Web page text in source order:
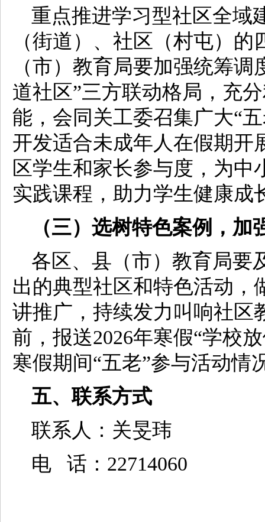
重点推进学习型社区全域
（街道）、社区（村屯）
（市）教育局要加强统筹
道社区”三方联动格局，充
能，会同关工委召集广大“
开发适合未成年人在假期开
区学生和家长参与度，为
实践课程，助力学生健康成
（三）选树特色案例，加
各区、县（市）教育局要
出的典型社区和特色活动，
讲推广，持续发力叫响社区
前，报送2026年寒假“学校
寒假期间“五老”参与活动情
五、联系方式
联系人：关旻玮
电 话：22714060